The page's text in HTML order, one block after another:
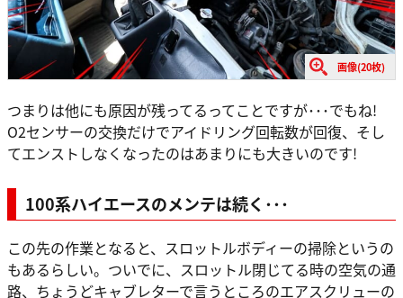
画像(20枚)
つまりは他にも原因が残ってるってことですが･･･でもね!
O2センサーの交換だけでアイドリング回転数が回復、そし
てエンストしなくなったのはあまりにも大きいのです!
100系ハイエースのメンテは続く･･･
この先の作業となると、スロットルボディーの掃除というの
もあるらしい。ついでに、スロットル閉じてる時の空気の通
路、ちょうどキャブレターで言うところのエアスクリューの